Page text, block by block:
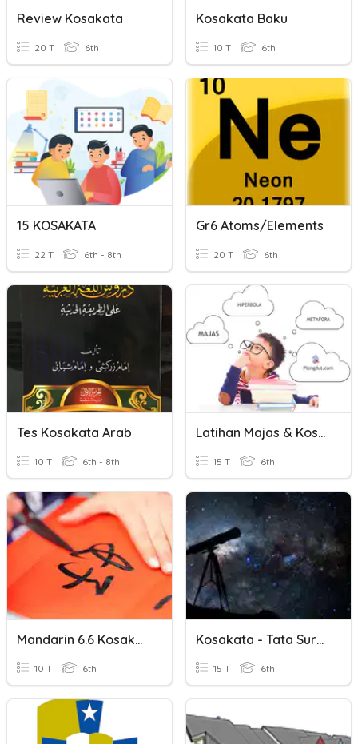
Review Kosakata
20 T 6th
Kosakata Baku
10 T 6th
15 KOSAKATA
22 T 6th - 8th
Gr6 Atoms/Elements
20 T 6th
Tes Kosakata Arab
10 T 6th - 8th
Latihan Majas & Kosakata
15 T 6th
Mandarin 6.6 Kosakata
10 T 6th
Kosakata - Tata Surya
15 T 6th